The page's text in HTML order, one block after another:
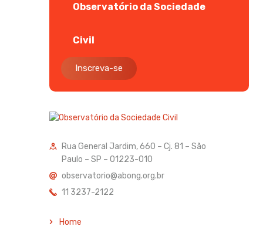
Observatório da Sociedade
Civil
Inscreva-se
Rua General Jardim, 660 – Cj. 81 – São
Paulo – SP – 01223-010
observatorio@abong.org.br
11 3237-2122
Home